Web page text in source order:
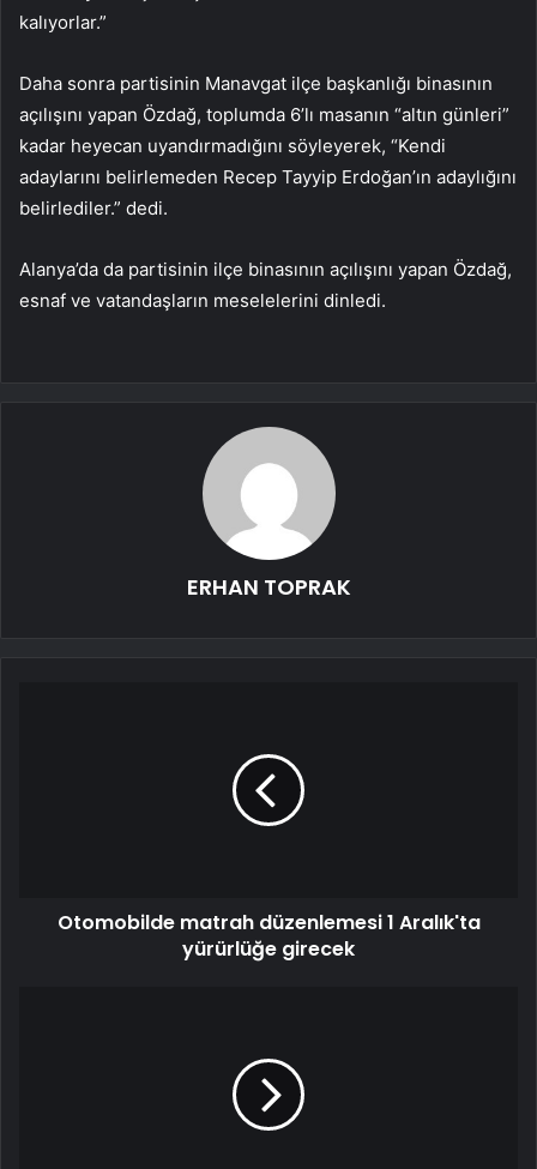
kalıyorlar.”
Daha sonra partisinin Manavgat ilçe başkanlığı binasının
açılışını yapan Özdağ, toplumda 6’lı masanın “altın günleri”
kadar heyecan uyandırmadığını söyleyerek, “Kendi
adaylarını belirlemeden Recep Tayyip Erdoğan’ın adaylığını
belirlediler.” dedi.
Alanya’da da partisinin ilçe binasının açılışını yapan Özdağ,
esnaf ve vatandaşların meselelerini dinledi.
ERHAN TOPRAK
Otomobilde matrah düzenlemesi 1 Aralık'ta
yürürlüğe girecek